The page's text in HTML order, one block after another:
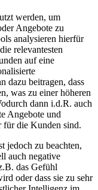
werden, um
Angebote zu
analysieren hierfür
relevantesten
auf eine
dazu beitragen, dass
was zu einer höheren
dann i.d.R. auch
Angebote und
für die Kunden sind.
jedoch zu beachten,
auch negative
das Gefühl
oder dass sie zu sehr